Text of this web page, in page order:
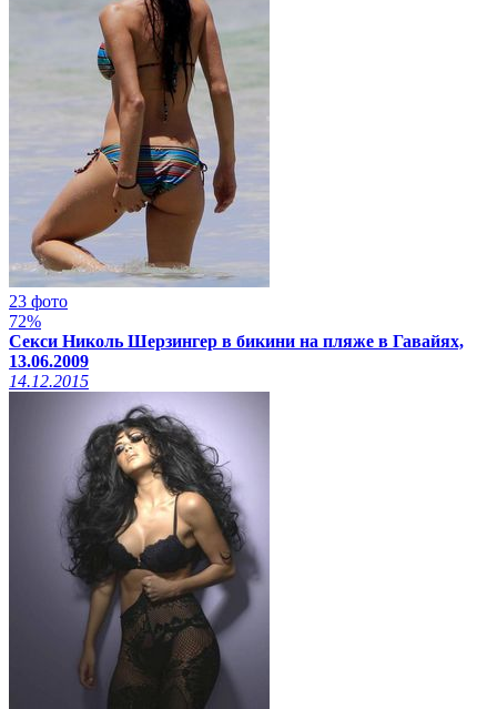
23 фото
72%
Секси Николь Шерзингер в бикини на пляже в Гавайях,
13.06.2009
14.12.2015